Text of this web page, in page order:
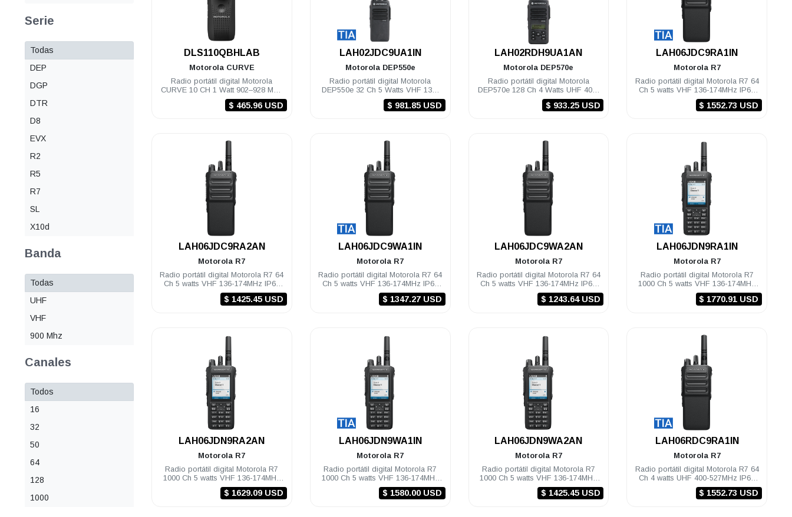
Serie
Todas
DEP
DGP
DTR
D8
EVX
R2
R5
R7
SL
X10d
Banda
Todas
UHF
VHF
900 Mhz
Canales
Todos
16
32
50
64
128
1000
DLS110QBHLAB
Motorola CURVE
Radio portátil digital Motorola
CURVE 10 CH 1 Watt 902–928 MHz
DLR
$ 465.96 USD
LAH02JDC9UA1IN
Motorola DEP550e
Radio portátil digital Motorola
DEP550e 32 Ch 5 Watts VHF 136-
174 Mhz NKP TIA
$ 981.85 USD
LAH02RDH9UA1AN
Motorola DEP570e
Radio portátil digital Motorola
DEP570e 128 Ch 4 Watts UHF 403-
527 Mhz LKP
$ 933.25 USD
LAH06JDC9RA1IN
Motorola R7
Radio portátil digital Motorola R7 64
Ch 5 watts VHF 136-174MHz IP68
NKP TIA Habilitado
$ 1552.73 USD
LAH06JDC9RA2AN
Motorola R7
Radio portátil digital Motorola R7 64
Ch 5 watts VHF 136-174MHz IP68
NKP Habilitado
$ 1425.45 USD
LAH06JDC9WA1IN
Motorola R7
Radio portátil digital Motorola R7 64
Ch 5 watts VHF 136-174MHz IP68
NKP TIA Compatible
$ 1347.27 USD
LAH06JDC9WA2AN
Motorola R7
Radio portátil digital Motorola R7 64
Ch 5 watts VHF 136-174MHz IP68
NKP Compatible
$ 1243.64 USD
LAH06JDN9RA1IN
Motorola R7
Radio portátil digital Motorola R7
1000 Ch 5 watts VHF 136-174MHz
IP68 FKP TIA Habilitado
$ 1770.91 USD
LAH06JDN9RA2AN
Motorola R7
Radio portátil digital Motorola R7
1000 Ch 5 watts VHF 136-174MHz
IP68 FKP Habilitado
$ 1629.09 USD
LAH06JDN9WA1IN
Motorola R7
Radio portátil digital Motorola R7
1000 Ch 5 watts VHF 136-174MHz
IP68 FKP TIA Compatible
$ 1580.00 USD
LAH06JDN9WA2AN
Motorola R7
Radio portátil digital Motorola R7
1000 Ch 5 watts VHF 136-174MHz
IP68 FKP Compatible
$ 1425.45 USD
LAH06RDC9RA1IN
Motorola R7
Radio portátil digital Motorola R7 64
Ch 4 watts UHF 400-527MHz IP68
NKP TIA Habilitado
$ 1552.73 USD